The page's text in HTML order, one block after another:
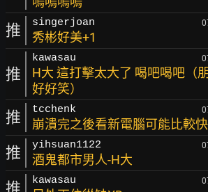
推 singerjoan
秀彬好美+1
推
kawasau
H大 這打擊太大了 喝吧喝吧（
好好笑）
推 tcchenk
崩潰完之後看新電腦可能比較快
推 yihsuan1122
酒鬼都市男人-H大
推 kawasau